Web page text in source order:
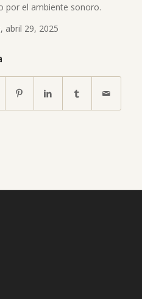
por el ambiente sonoro.
abril 29, 2025